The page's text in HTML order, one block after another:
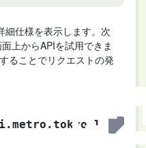
細仕様を表示します。次
上からAPIを試用できま
ることでリクエストの発